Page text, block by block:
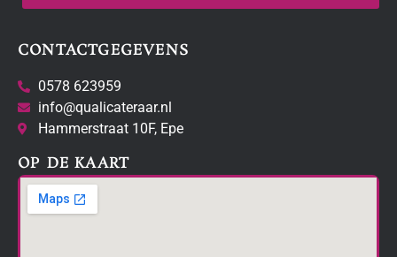
CONTACTGEGEVENS
0578 623959
info@qualicateraar.nl
Hammerstraat 10F, Epe
OP DE KAART